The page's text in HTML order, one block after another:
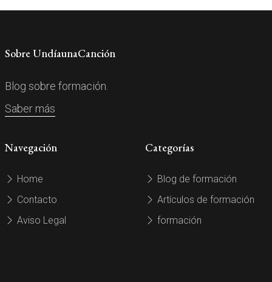
Sobre UndíaunaCanción
Blog sobre formación.
Saber más
Navegación
Home
Contacto
Aviso Legal
Categorías
Blog de formación
Artículos de formación
formación